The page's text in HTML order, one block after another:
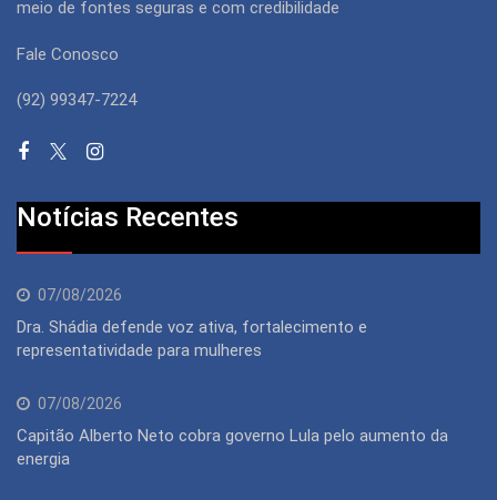
meio de fontes seguras e com credibilidade
Fale Conosco
(92) 99347-7224
Notícias Recentes
07/08/2026
Dra. Shádia defende voz ativa, fortalecimento e
representatividade para mulheres
07/08/2026
Capitão Alberto Neto cobra governo Lula pelo aumento da
energia